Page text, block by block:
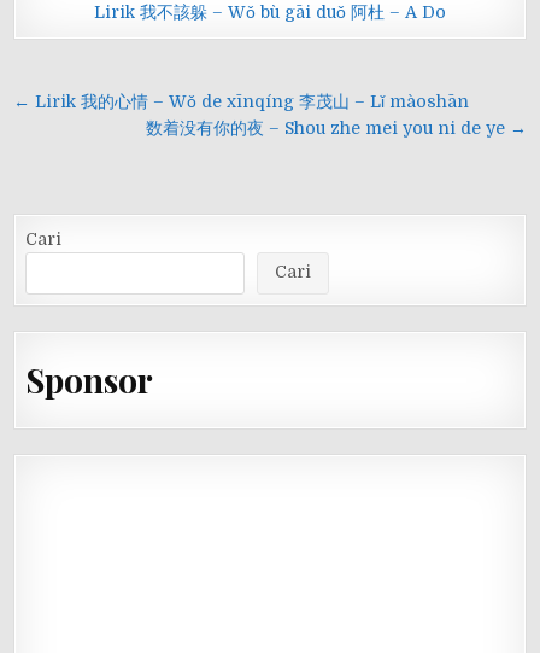
Lirik 我不該躲 – Wǒ bù gāi duǒ 阿杜 – A Do
Navigasi
← Lirik 我的心情 – Wǒ de xīnqíng 李茂山 – Lǐ màoshān
数着没有你的夜 – Shou zhe mei you ni de ye →
Cari
Cari
Sponsor